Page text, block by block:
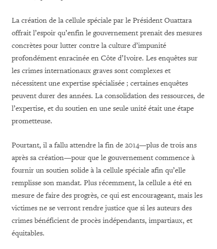
La création de la cellule spéciale par le Président Ouattara
offrait l’espoir qu’enfin le gouvernement prenait des mesures
concrètes pour lutter contre la culture d’impunité
profondément enracinée en Côte d’Ivoire. Les enquêtes sur
les crimes internationaux graves sont complexes et
nécessitent une expertise spécialisée ; certaines enquêtes
peuvent durer des années. La consolidation des ressources, de
l’expertise, et du soutien en une seule unité était une étape
prometteuse.
Pourtant, il a fallu attendre la fin de 2014—plus de trois ans
après sa création—pour que le gouvernement commence à
fournir un soutien solide à la cellule spéciale afin qu’elle
remplisse son mandat. Plus récemment, la cellule a été en
mesure de faire des progrès, ce qui est encourageant, mais les
victimes ne se verront rendre justice que si les auteurs des
crimes bénéficient de procès indépendants, impartiaux, et
équitables.